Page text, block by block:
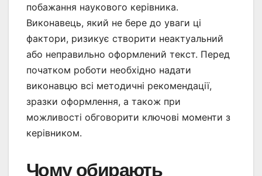
побажання наукового керівника.
Виконавець, який не бере до уваги ці
фактори, ризикує створити неактуальний
або неправильно оформлений текст. Перед
початком роботи необхідно надати
виконавцю всі методичні рекомендації,
зразки оформлення, а також при
можливості обговорити ключові моменти з
керівником.
Чому обирають